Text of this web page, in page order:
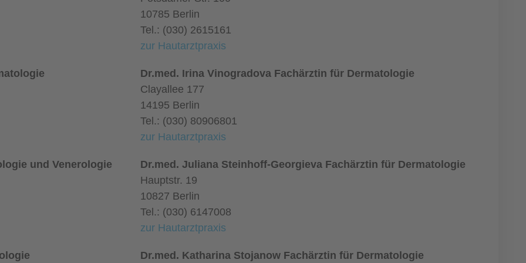
10785 Berlin
Tel.: (030) 2615161
zur Hautarztpraxis
Dr.med. Irina Vinogradova Fachärztin für Dermatologie
Clayallee 177
14195 Berlin
Tel.: (030) 80906801
zur Hautarztpraxis
und Venerologie
Dr.med. Juliana Steinhoff-Georgieva Fachärztin für Dermatologie
Hauptstr. 19
10827 Berlin
Tel.: (030) 6147008
zur Hautarztpraxis
Dr.med. Katharina Stojanow Fachärztin für Dermatologie